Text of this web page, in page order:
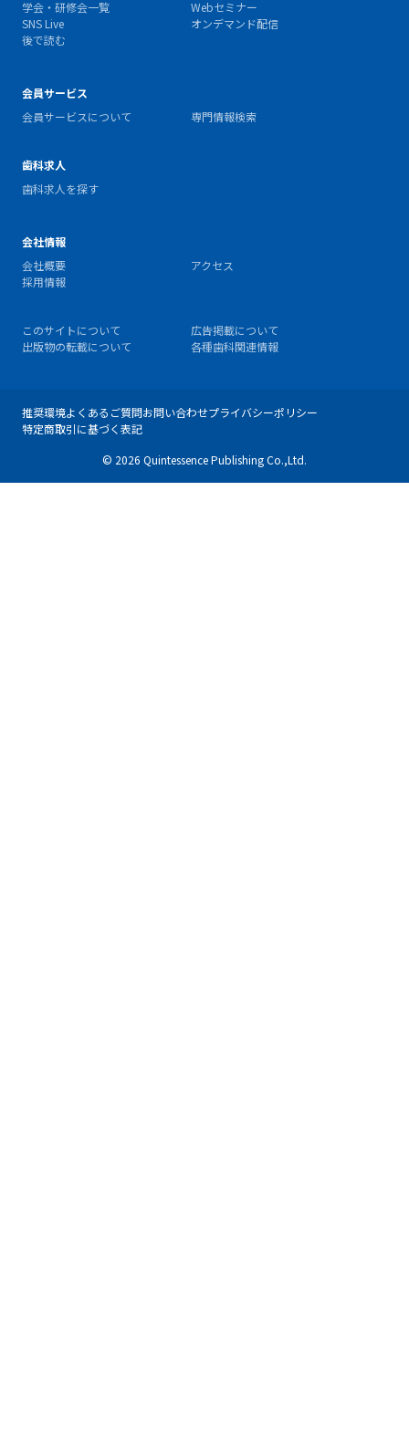
学会・研修会一覧
Webセミナー
SNS Live
オンデマンド配信
後で読む
会員サービス
会員サービスについて
専門情報検索
歯科求人
歯科求人を探す
会社情報
会社概要
アクセス
採用情報
このサイトについて
広告掲載について
出版物の転載について
各種歯科関連情報
推奨環境よくあるご質問お問い合わせプライバシーポリシー
特定商取引に基づく表記
© 2026 Quintessence Publishing Co.,Ltd.